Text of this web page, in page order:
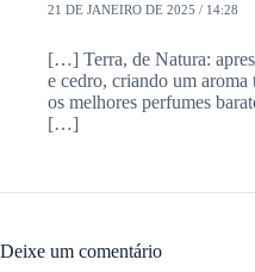
21 DE JANEIRO DE 2025 / 14:28
[…] Terra, de Natura:
e cedro, criando um aroma
os melhores perfumes
[…]
Deixe um comentário